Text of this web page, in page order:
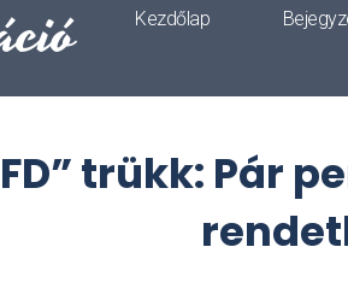
Kezdőlap
trükk: Pár